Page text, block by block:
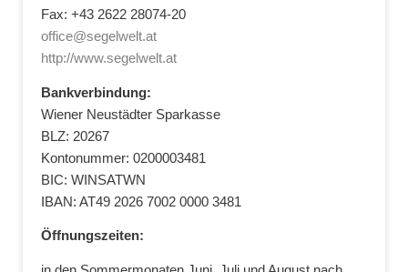
Fax: +43 2622 28074-20
office@segelwelt.at
http://www.segelwelt.at
Bankverbindung:
Wiener Neustädter Sparkasse
BLZ: 20267
Kontonummer: 0200003481
BIC: WINSATWN
IBAN: AT49 2026 7002 0000 3481
Öffnungszeiten: